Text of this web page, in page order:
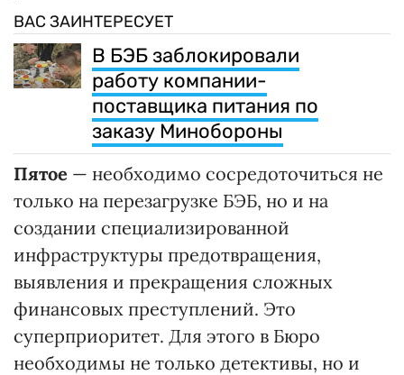
ВАС ЗАИНТЕРЕСУЕТ
В БЭБ заблокировали
работу компании-
поставщика питания по
заказу Минобороны
Пятое — необходимо сосредоточиться не
только на перезагрузке БЭБ, но и на
создании специализированной
инфраструктуры предотвращения,
выявления и прекращения сложных
финансовых преступлений. Это
суперприоритет. Для этого в Бюро
необходимы не только детективы, но и